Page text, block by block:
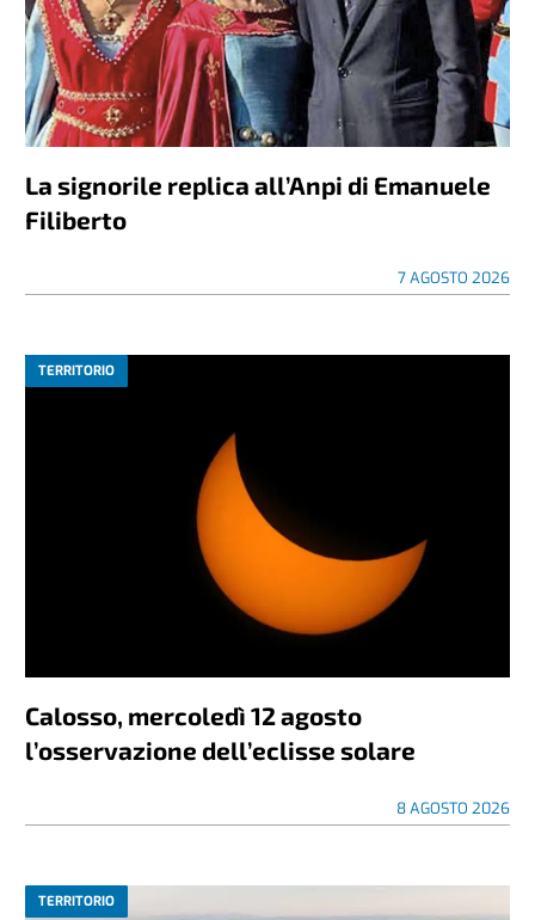
La signorile replica all’Anpi di Emanuele
Filiberto
7 AGOSTO 2026
TERRITORIO
Calosso, mercoledì 12 agosto
l’osservazione dell’eclisse solare
8 AGOSTO 2026
TERRITORIO